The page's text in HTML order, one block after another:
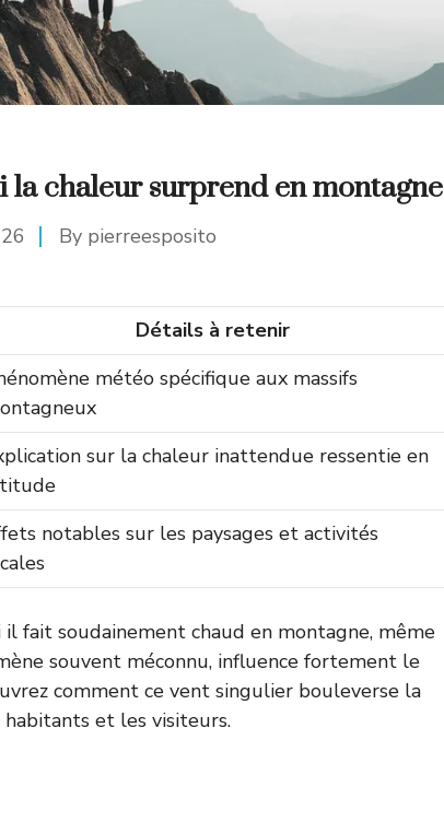
la chaleur surprend en montagne
By pierreesposito
Détails à retenir
météo spécifique aux massifs
sur la chaleur inattendue ressentie en
notables sur les paysages et activités
fait soudainement chaud en montagne, même
souvent méconnu, influence fortement le
comment ce vent singulier bouleverse la
et les visiteurs.